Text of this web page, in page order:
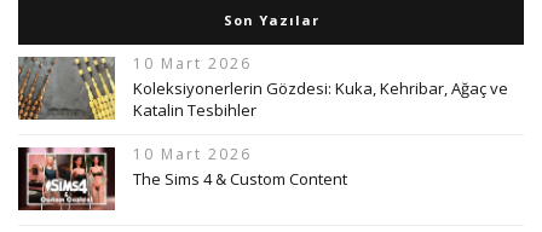
Son Yazılar
10 Mart 2026
Koleksiyonerlerin Gözdesi: Kuka, Kehribar, Ağaç ve
Katalin Tesbihler
10 Mart 2026
The Sims 4 & Custom Content